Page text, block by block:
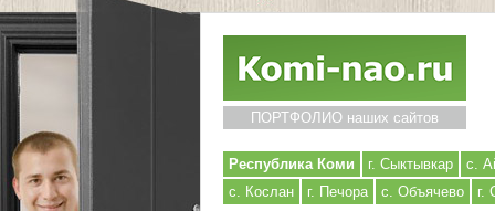
ПОРТФОЛИО наших сайтов
Республика Коми г. Сыктывкар
с.
с. Кослан
г. Печора с. Объячево г.